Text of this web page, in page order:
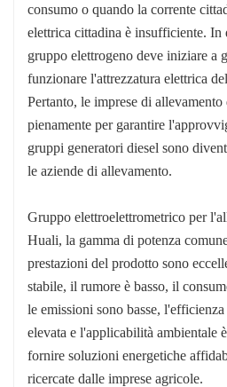
consumo o quando la corrente
elettrica cittadina è insufficiente. In
gruppo elettrogeno deve iniziare a
funzionare l'attrezzatura elettrica
Pertanto, le imprese di allevamento
pienamente per garantire
gruppi generatori diesel sono
le aziende di allevamento.
Gruppo elettroelettrometrico per
Huali, la gamma di potenza
prestazioni del prodotto sono
stabile, il rumore è basso, il
le emissioni sono basse,
elevata e l'applicabilità ambientale
fornire soluzioni energetiche
ricercate dalle imprese agricole.